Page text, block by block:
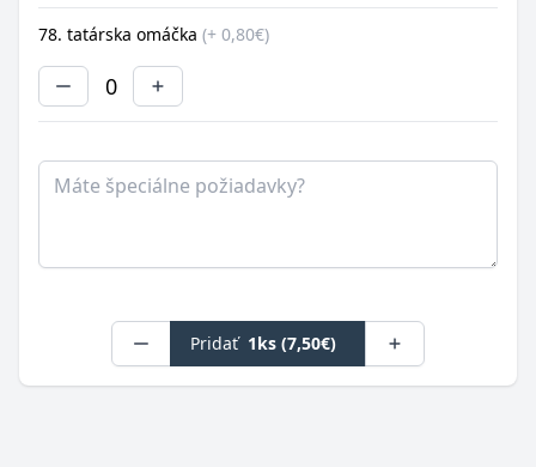
78. tatárska omáčka (+ 0,80€)
0
Poznámka
Pridať 1ks (7,50€)